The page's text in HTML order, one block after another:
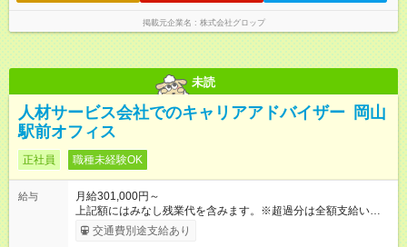
掲載元企業名 株式会社グロップ
未読
人材サービス会社でのキャリアアドバイザー 岡山
駅前オフィス
正社員 職種未経験OK
給与
月給301,000円～
上記額にはみなし残業代を含みます。※超過分は全額支給いたし
ます。 みなし残業代 54,000円／月 みなし残業時間 26時間／月
月給301,000円以上＋賞与年2回＋決算賞与年1回 ※上記の金額
交通費別途支給あり